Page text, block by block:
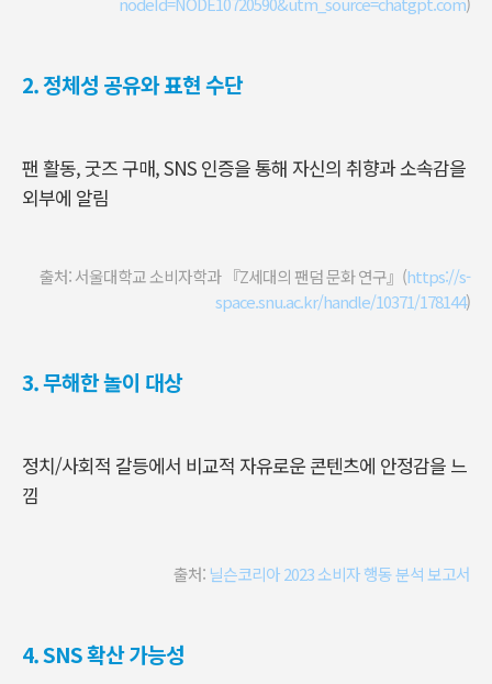
2.정체성 공유와 표현 수단
팬 활동, 굿즈 구매, SNS 인증을 통해 자신의 취향과 소속감을
외부에 알림
출처: 서울대학교 소비자학과 『Z세대의 팬덤 문화 연구』(https://s-
space.snu.ac.kr/handle/10371/178144)
3.무해한 놀이 대상
정치/사회적 갈등에서 비교적 자유로운 콘텐츠에 안정감을 느
낌
출처: 닐슨코리아 2023 소비자 행동 분석 보고서
4.SNS확산 가능성